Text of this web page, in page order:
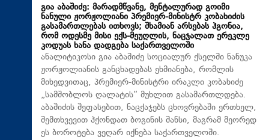
გია აბაშიძე: მარადმწვანე, მენტალურად გოიმი
ნანული ჟორჟოლიანი პრემიერ-მინისტრ კობახიძის
გასამართლებას ითხოვს; შხამიან არსებას ჰგონია,
რომ ოდესმე მისი ექს-მეუღლის, ნაცჯალათ ერეკლე
კოდუას ხანა დადგება საქართველოში
ანალიტიკოსი გია აბაშიძე სოციალურ ქსელში ნანუკა
ჟორჟოლიანის განცხადებას ეხმიანება, რომლის
მიხედვითაც, პრემიერ-მინისტრი ირაკლი კობახიძე
„სამშობლოს ღალატის“ მუხლით გასამართლდება.
აბაშიძის შეფასებით, ნაცქაჯებს ცხოვრებაში ერთხელ,
შემთხვევით ჰქონდათ ბოგინის შანსი, მაგრამ მეორედ
ეს ბოროტება ვეღარ იქნება საქართველოში.